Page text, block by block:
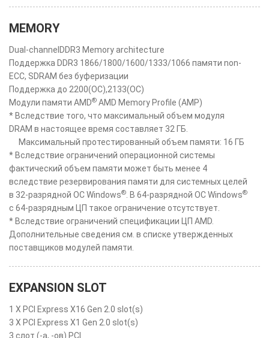
MEMORY
Dual-channelDDR3 Memory architecture
Поддержка DDR3 1866/1800/1600/1333/1066 памяти non-
ECC, SDRAM без буферизации
Поддержка до 2200(OC),2133(OC)
Модули памяти AMD® AMD Memory Profile (AMP)
* Вследствие того, что максимальный объем модуля
DRAM в настоящее время составляет 32 ГБ.
Максимальный протестированный объем памяти: 16 ГБ
* Вследствие ограничений операционной системы
фактический объем памяти может быть менее 4
вследствие резервирования памяти для системных целей
в 32-разрядной ОС Windows® . В 64-разрядной ОС Windows®
с 64-разрядным ЦП такое ограничение отсутствует.
* Вследствие ограничений спецификации ЦП AMD.
Дополнительные сведения см. в списке утвержденных
поставщиков модулей памяти.
EXPANSION SLOT
1 X PCI Express X16 Gen 2.0 slot(s)
3 X PCI Express X1 Gen 2.0 slot(s)
3 слот (-а, -ов) PCI